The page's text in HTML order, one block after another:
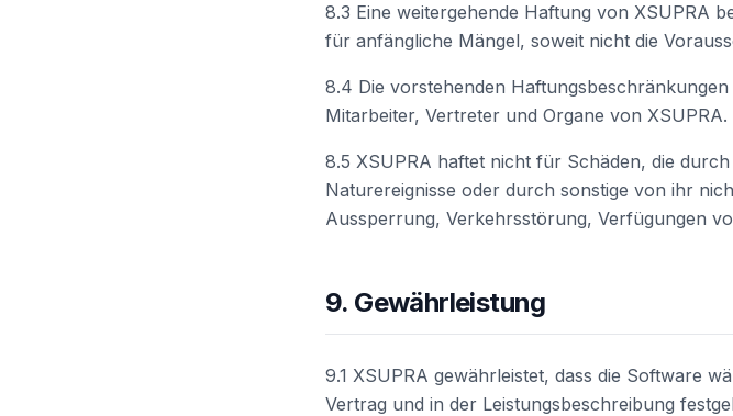
8.3 Eine weitergehende Haftung von XSUPRA
für anfängliche Mängel, soweit nicht die
8.4 Die vorstehenden
Mitarbeiter, Vertreter und Organe von XSUPRA.
8.5 XSUPRA haftet nicht für Schäden, die
Naturereignisse oder durch sonstige von ihr
Aussperrung, Verkehrsstörung, Verfügungen
9. Gewährleistung
9.1 XSUPRA gewährleistet, dass die Software
Vertrag und in der Leistungsbeschreibung